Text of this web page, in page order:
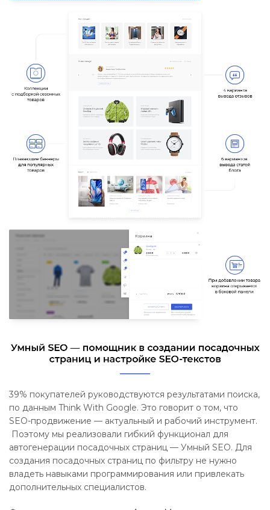
39% покупателей руководствуются результатами поиска,
по данным Think With Google. Это говорит о том, что
SEO-продвижение — актуальный и рабочий инструмент.
Поэтому мы реализовали гибкий функционал для
автогенерации посадочных страниц — Умный SEO. Для
создания посадочных страниц по фильтру не нужно
владеть навыками программирования или привлекать
дополнительных специалистов.